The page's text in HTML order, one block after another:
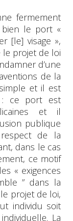
fermement
bien le port «
[le] visage »,
le projet de loi
d’une
de la
et il est
ce port est
et il
publique
de la
dans le cas
ce motif
« exigences
” dans la
projet de loi,
individu soit
La